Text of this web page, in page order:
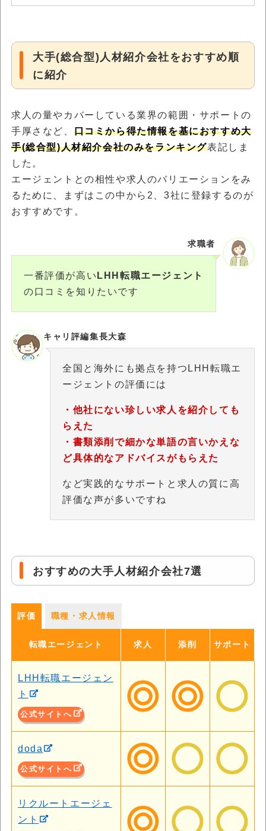
大手(総合型)人材紹介会社をおすすめ順
に紹介
求人の量やカバーしている業界の範囲・サポートの
手厚さなど、 口コミから得た情報を基におすすめ大
手(総合型)人材紹介会社のみをランキング表記しま
した。
エージェントとの相性や求人のバリエーションをみ
るために、まずはこの中から2、3社に登録するのが
おすすめです。
一番評価が高い LHH転職エージェント
の口コミを知りたいです
求職者
キャリ評編集長大森
全国と海外にも拠点を持つLHH転職エ
ージェントの評価には
・他社にない珍しい求人を紹介しても
らえた
・書類添削で細かな単語の言いかえな
ど具体的なアドバイスがもらえた
など実践的なサポートと求人の質に高
評価な声が多いですね
おすすめの大手人材紹介会社7選
評価 職種・求人情報
転職エージェント 求人 添削 サポート
LHH転職エージェン
ト
公式サイトへ
doda
公式サイトへ
リクルートエージェ
ント